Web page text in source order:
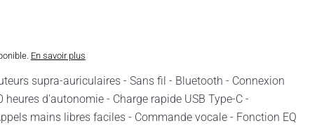
En savoir plus
supra-auriculaires - Sans fil - Bluetooth - Connexion
d'autonomie - Charge rapide USB Type-C -
mains libres faciles - Commande vocale - Fonction EQ